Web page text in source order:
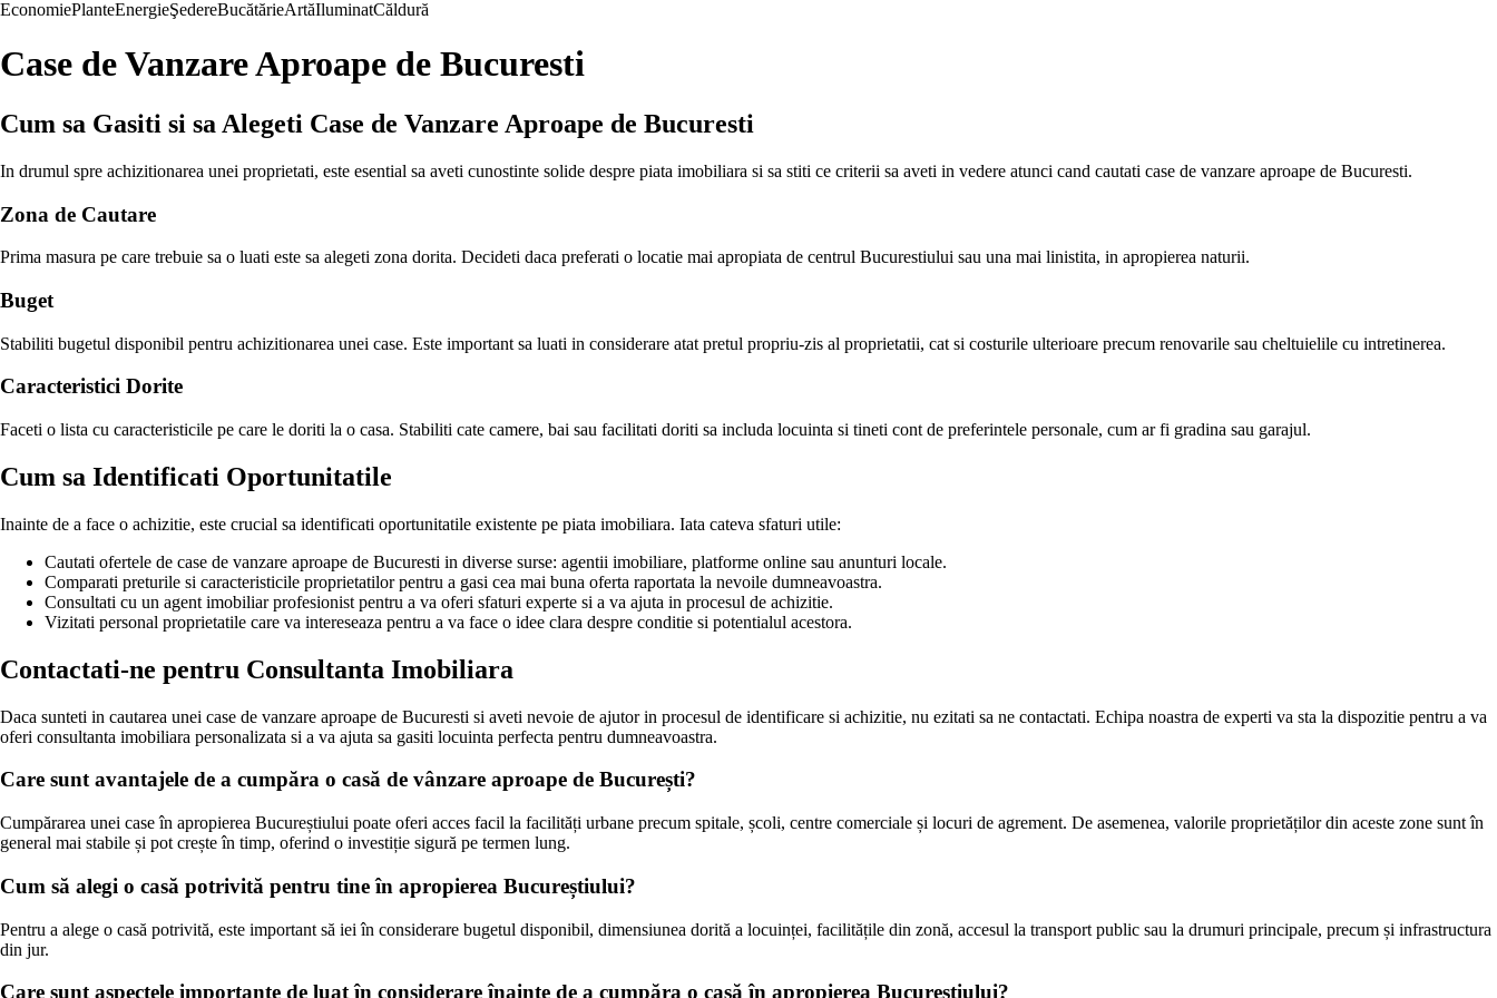
EconomiePlanteEnergieŞedereBucătărieArtăIluminatCăldură
Case de Vanzare Aproape de Bucuresti
Cum sa Gasiti si sa Alegeti Case de Vanzare Aproape de Bucuresti
In drumul spre achizitionarea unei proprietati, este esential sa aveti cunostinte solide despre piata imobiliara si sa stiti ce criterii sa aveti in vedere atunci cand cautati case de vanzare aproape de Bucuresti.
Zona de Cautare
Prima masura pe care trebuie sa o luati este sa alegeti zona dorita. Decideti daca preferati o locatie mai apropiata de centrul Bucurestiului sau una mai linistita, in apropierea naturii.
Buget
Stabiliti bugetul disponibil pentru achizitionarea unei case. Este important sa luati in considerare atat pretul propriu-zis al proprietatii, cat si costurile ulterioare precum renovarile sau cheltuielile cu intretinerea.
Caracteristici Dorite
Faceti o lista cu caracteristicile pe care le doriti la o casa. Stabiliti cate camere, bai sau facilitati doriti sa includa locuinta si tineti cont de preferintele personale, cum ar fi gradina sau garajul.
Cum sa Identificati Oportunitatile
Inainte de a face o achizitie, este crucial sa identificati oportunitatile existente pe piata imobiliara. Iata cateva sfaturi utile:
Cautati ofertele de case de vanzare aproape de Bucuresti in diverse surse: agentii imobiliare, platforme online sau anunturi locale.
Comparati preturile si caracteristicile proprietatilor pentru a gasi cea mai buna oferta raportata la nevoile dumneavoastra.
Consultati cu un agent imobiliar profesionist pentru a va oferi sfaturi experte si a va ajuta in procesul de achizitie.
Vizitati personal proprietatile care va intereseaza pentru a va face o idee clara despre conditie si potentialul acestora.
Contactati-ne pentru Consultanta Imobiliara
Daca sunteti in cautarea unei case de vanzare aproape de Bucuresti si aveti nevoie de ajutor in procesul de identificare si achizitie, nu ezitati sa ne contactati. Echipa noastra de experti va sta la dispozitie pentru a va
oferi consultanta imobiliara personalizata si a va ajuta sa gasiti locuinta perfecta pentru dumneavoastra.
Care sunt avantajele de a cumpăra o casă de vânzare aproape de București?
Cumpărarea unei case în apropierea Bucureștiului poate oferi acces facil la facilități urbane precum spitale, școli, centre comerciale și locuri de agrement. De asemenea, valorile proprietăților din aceste zone sunt în
general mai stabile și pot crește în timp, oferind o investiție sigură pe termen lung.
Cum să alegi o casă potrivită pentru tine în apropierea Bucureștiului?
Pentru a alege o casă potrivită, este important să iei în considerare bugetul disponibil, dimensiunea dorită a locuinței, facilitățile din zonă, accesul la transport public sau la drumuri principale, precum și infrastructura
din jur.
Care sunt aspectele importante de luat în considerare înainte de a cumpăra o casă în apropierea Bucureștiului?